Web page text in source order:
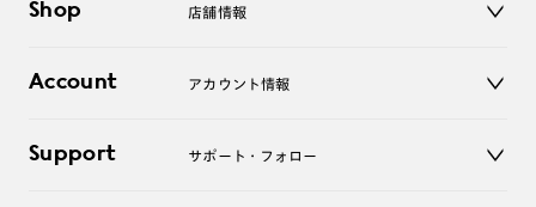
サングラス
コンタクトレンズ
アクセサリー
Shop 店舗情報
オンラインショップ
Account アカウント情報
ログアウト
Support サポート・フォロー